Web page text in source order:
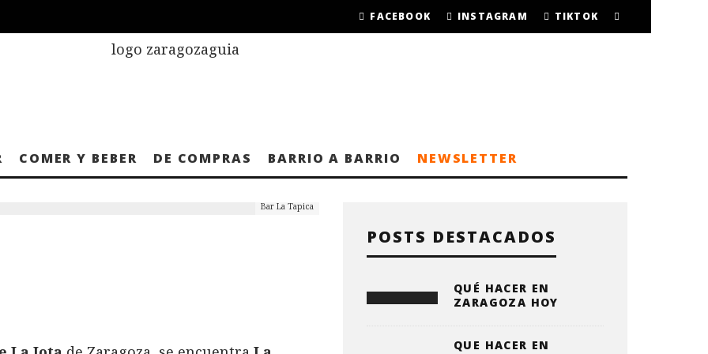
FACEBOOK INSTAGRAM TIKTOK
COMER Y BEBER DE COMPRAS BARRIO A BARRIO NEWSLETTER
Bar La Tapica
POSTS DESTACADOS
QUÉ HACER EN
ZARAGOZA HOY
QUE HACER EN